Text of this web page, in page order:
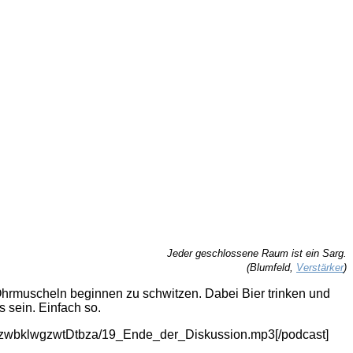
Jeder geschlossene Raum ist ein Sarg.
(Blumfeld, Verstärker)
beginnen zu schwitzen. Dabei Bier trinken und
sein. Einfach so.
19_Ende_der_Diskussion.mp3[/podcast]